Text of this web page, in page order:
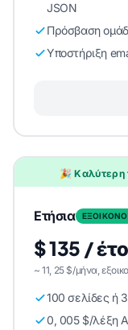
JSON
Πρόσβαση
Υποστήριξη
🎉 Καλύτερη
Ετήσια
$ 135 /
~ 11, 25 $/μήνα,
100 σελίδες ή
0, 005 $/λέξη